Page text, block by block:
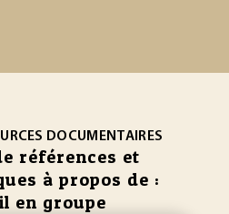
DOCUMENTAIRES
références et
à propos de :
en groupe